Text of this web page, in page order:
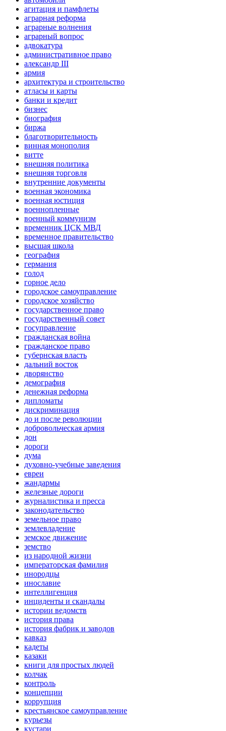
агитация и памфлеты
аграрная реформа
аграрные волнения
аграрный вопрос
адвокатура
административное право
александр III
армия
архитектура и строительство
атласы и карты
банки и кредит
бизнес
биография
биржа
благотворительность
винная монополия
витте
внешняя политика
внешняя торговля
внутренние документы
военная экономика
военная юстиция
военнопленные
военный коммунизм
временник ЦСК МВД
временное правительство
высшая школа
география
германия
голод
горное дело
городское самоуправление
городское хозяйство
государственное право
государственный совет
госуправление
гражданская война
гражданское право
губернская власть
дальний восток
дворянство
демография
денежная реформа
дипломаты
дискриминация
до и после революции
добровольческая армия
дон
дороги
дума
духовно-учебные заведения
евреи
жандармы
железные дороги
журналистика и пресса
законодательство
земельное право
землевладение
земское движение
земство
из народной жизни
императорская фамилия
инородцы
инославие
интеллигенция
инциденты и скандалы
истории ведомств
история права
история фабрик и заводов
кавказ
кадеты
казаки
книги для простых людей
колчак
контроль
концепции
коррупция
крестьянское самоуправление
курьезы
кустари